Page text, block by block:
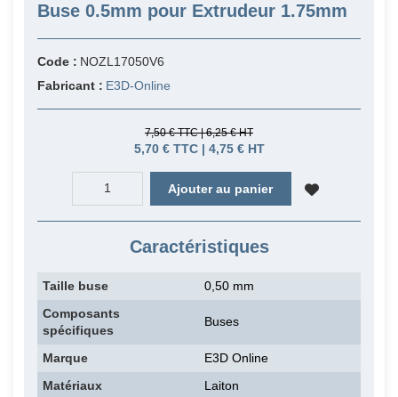
Buse 0.5mm pour Extrudeur 1.75mm
Code : NOZL17050V6
Fabricant : E3D-Online
7,50 € TTC | 6,25 € HT
5,70 € TTC | 4,75 € HT
Ajouter au panier
Caractéristiques
Taille buse
0,50 mm
Composants
spécifiques
Buses
Marque
E3D Online
Matériaux
Laiton